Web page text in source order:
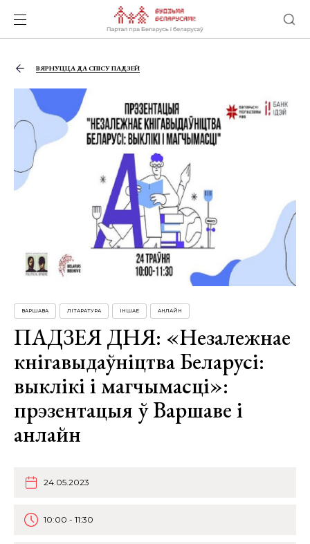
ВЯРНУЦЦА ДА СПІСУ ПАДЗЕЙ
ВАРШАВА ЛІТАРАТУРА ІНШАЕ АНЛАЙН
ПАДЗЕЯ ДНЯ: «Незалежнае
кнігавыдаўніцтва Беларусі:
выклікі і магчымасці»:
прэзентацыя ў Варшаве і
анлайн
24.05.2023
10:00 - 11:30